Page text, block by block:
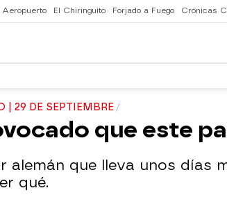
El Chiringuito Forjado a Fuego Crónicas
| 29 DE SEPTIEMBRE
que este
alemán que lleva unos días
qué.